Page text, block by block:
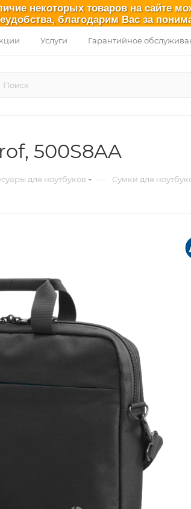
некоторых товаров на сайте
благодарим Вас за
Услуги Гарантийное
500S8AA
для ноутбуков — Сумки для